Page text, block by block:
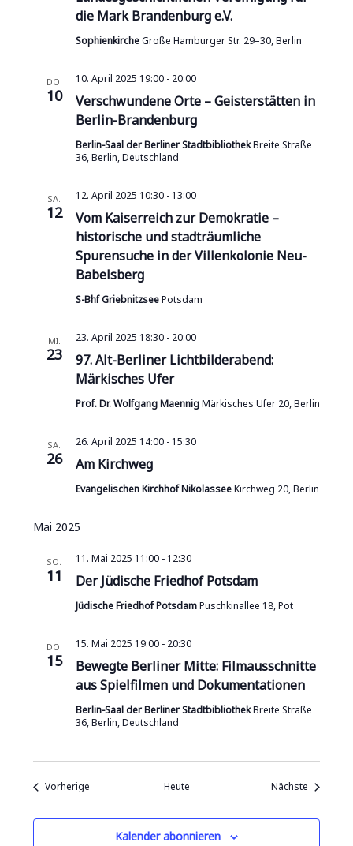
die Mark Brandenburg e.V.
SophienkircheGroße Hamburger Str. 29–30, Berlin
DO.
10
Verschwundene Orte – Geisterstätten in
Berlin-Brandenburg
10. April 2025 19:00- 20:00
Berlin-Saal der Berliner StadtbibliothekBreite Straße
36, Berlin, Deutschland
SA.
12
Vom Kaiserreich zur Demokratie –
historische und stadträumliche
Spurensuche in der Villenkolonie Neu-
Babelsberg
12. April 2025 10:30- 13:00
S-Bhf GriebnitzseePotsdam
MI.
23
97. Alt-Berliner Lichtbilderabend:
Märkisches Ufer
23. April 2025 18:30- 20:00
Prof. Dr. Wolfgang MaennigMärkisches Ufer 20, Berlin
SA.
26 Am Kirchweg
26. April 2025 14:00- 15:30
Evangelischen Kirchhof NikolasseeKirchweg 20, Berlin
Mai 2025
SO.
11 Der Jüdische Friedhof Potsdam
11. Mai 2025 11:00- 12:30
Jüdische Friedhof PotsdamPuschkinallee 18, Pot
DO.
15
Bewegte Berliner Mitte: Filmausschnitte
aus Spielfilmen und Dokumentationen
15. Mai 2025 19:00- 20:30
Berlin-Saal der Berliner StadtbibliothekBreite Straße
36, Berlin, Deutschland
VorherigeVeranstaltungen Heute Nächste
Kalender abonnieren